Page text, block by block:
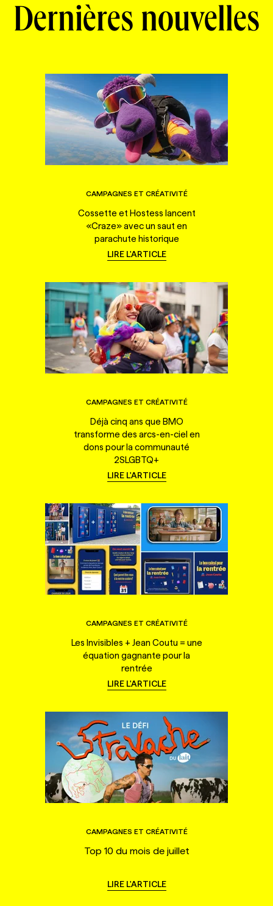
Dernières nouvelles
CAMPAGNES ET CRÉATIVITÉ
Cossette et Hostess lancent
«Craze» avec un saut en
parachute historique
LIRE L'ARTICLE
CAMPAGNES ET CRÉATIVITÉ
Déjà cinq ans que BMO
transforme des arcs-en-ciel en
dons pour la communauté
2SLGBTQ+
LIRE L'ARTICLE
CAMPAGNES ET CRÉATIVITÉ
Les Invisibles + Jean Coutu = une
équation gagnante pour la
rentrée
LIRE L'ARTICLE
CAMPAGNES ET CRÉATIVITÉ
Top 10 du mois de juillet
LIRE L'ARTICLE